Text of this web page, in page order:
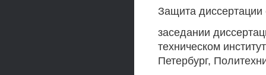
Защита диссертации
заседании
техническом
Петербург,